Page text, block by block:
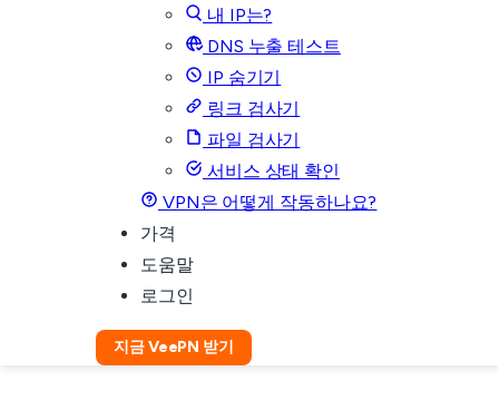
내 IP는?
DNS 누출 테스트
IP 숨기기
링크 검사기
파일 검사기
서비스 상태 확인
VPN은 어떻게 작동하나요?
가격
도움말
로그인
지금 VeePN 받기